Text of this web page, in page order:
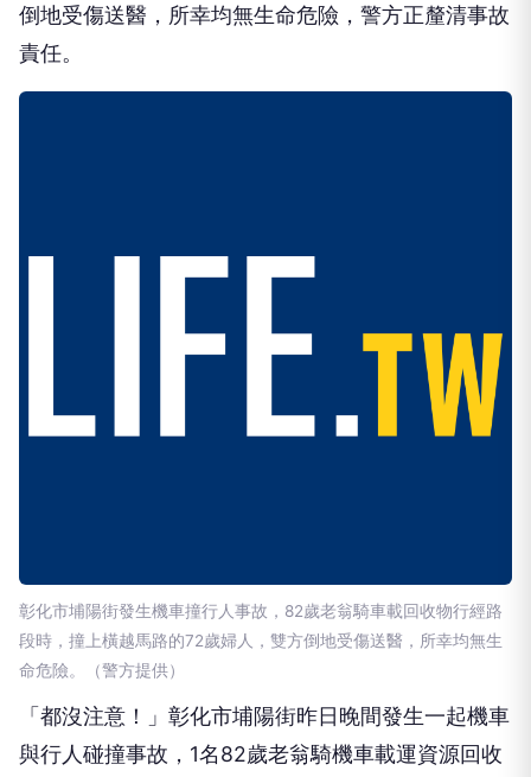
倒地受傷送醫，所幸均無生命危險，警方正釐清事故
責任。
彰化市埔陽街發生機車撞行人事故，82歲老翁騎車載回收物行經路
段時，撞上橫越馬路的72歲婦人，雙方倒地受傷送醫，所幸均無生
命危險。（警方提供）
「都沒注意！」彰化市埔陽街昨日晚間發生一起機車
與行人碰撞事故，1名82歲老翁騎機車載運資源回收